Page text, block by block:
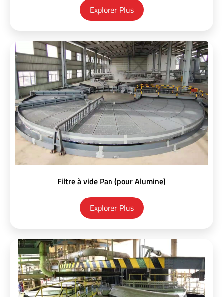
Explorer Plus
Filtre à vide Pan (pour Alumine)
Explorer Plus